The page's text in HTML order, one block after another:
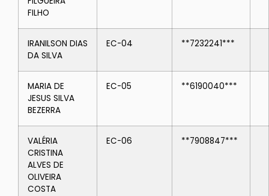
FILHO
IRANILSON DIAS
DA SILVA
EC-04 **7232241***
MARIA DE
JESUS SILVA
BEZERRA
EC-05 **6190040***
VALÉRIA
CRISTINA
ALVES DE
OLIVEIRA
COSTA
EC-06 **7908847***